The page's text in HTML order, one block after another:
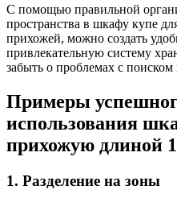
С помощью правильной
пространства в шкафу купе
прихожей, можно создать
привлекательную систему
забыть о проблемах с
Примеры
использования
прихожую длиной
1. Разделение на зоны